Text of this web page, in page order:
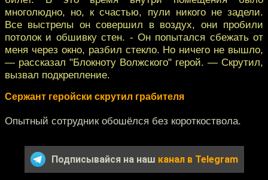
многолюдно, но, к счастью, пули никого не задели.
Все выстрелы он совершил в воздух, они пробили
потолок и обшивку стен. - Он попытался сбежать от
меня через окно, разбил стекло. Но ничего не вышло,
— рассказал "Блокноту Волжского" герой. — Скрутил,
вызвал подкрепление.
Сержант геройски скрутил грабителя
Опытный сотрудник обошёлся без короткоствола.
Подписывайся на наш канал в Telegram